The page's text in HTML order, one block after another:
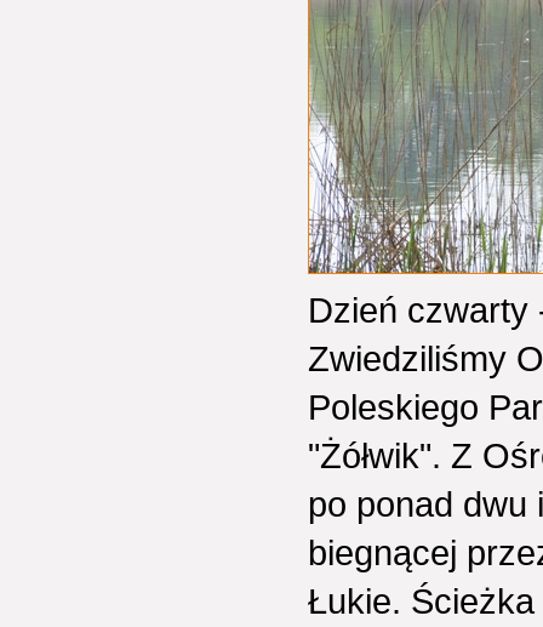
Dzień czwarty
Zwiedziliśmy
Poleskiego
"Żółwik". Z
po ponad dwu
biegnącej
Łukie.